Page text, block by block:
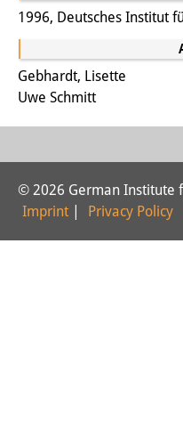
PhD
DIJ Alumni
Research
Research
Research
1996, Deutsches Institut
Gebhardt, Lisette
Uwe Schmitt
© 2026 German Institute
Imprint
Privacy Policy